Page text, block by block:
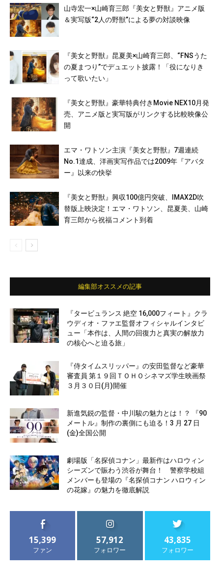
山寺宏一×山崎育三郎『美女と野獣』アニメ版
＆実写版“2人の野獣”による夢の対談映像
『美女と野獣』昆夏美×山崎育三郎、“FNSうた
の夏まつり”でデュエット披露！「役になりき
って歌いたい」
『美女と野獣』豪華特典付きMovie NEX10月発
売、アニメ版と実写版がリンクする比較映像公
開
エマ・ワトソン主演『美女と野獣』7週連続
No.1達成、洋画実写作品では2009年『アバタ
ー』以来の快挙
『美女と野獣』興収100億円突破、IMAX2D吹
替版上映決定！エマ・ワトソン、昆夏美、山崎
育三郎から祝福コメント到着
編集部オススメの記事
『タービュランス 絶空 16,000フィート』クラ
ウディオ・ファエ監督オフィシャルインタビ
ュー「本作は、人間の回復力と真実の解放力
の核心へと迫る旅」
『侍タイムスリッパー』の安田監督など豪華
審査員 第１９回ＴＯＨＯシネマズ学生映画祭
３月３０日(月)開催
新進気鋭の監督・中川駿の魅力とは！？ 『90
メートル』制作の裏側にも迫る！3 月 27 日
(金)全国公開
劇場版「名探偵コナン」最新作はハロウィン
シーズンで賑わう渋谷が舞台！ 警察学校組
メンバーも登場の『名探偵コナン ハロウィン
の花嫁』の魅力を徹底解説
15,399
ファン
57,912
フォロワー
43,835
フォロワー